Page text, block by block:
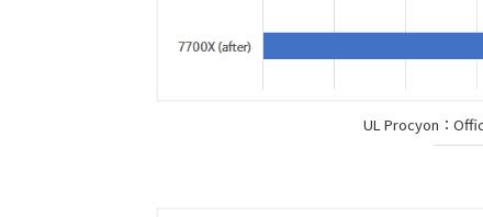
UL Procyon：